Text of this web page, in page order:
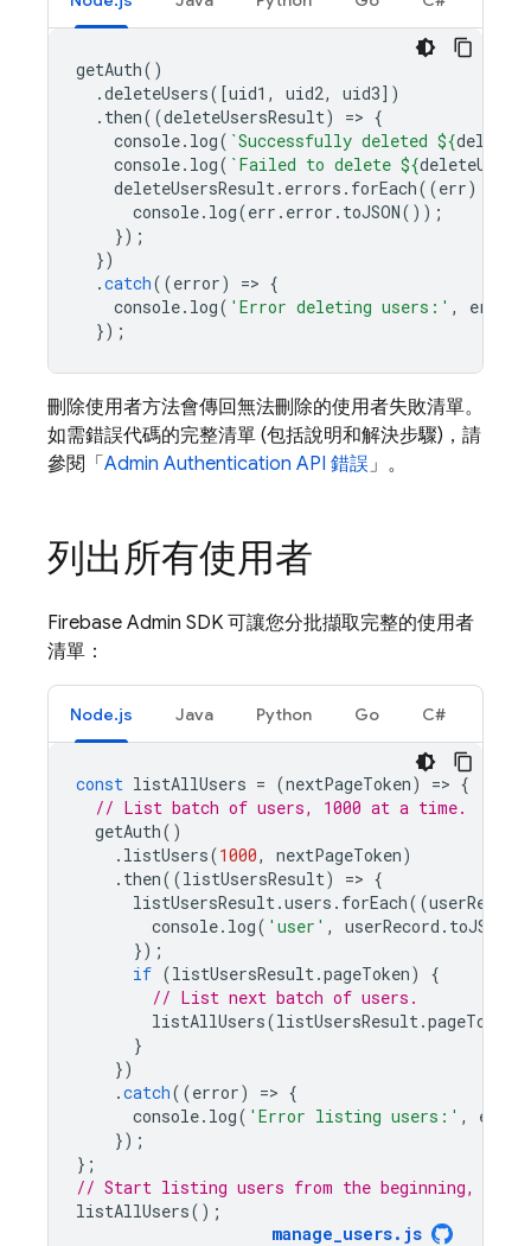
getAuth()
.deleteUsers([uid1 , uid2, uid3])
. then((deleteUsersResult) => {
console. log( `Successfully deleted ${
console. log( `Failed to delete ${
deleteUsersResult. errors . forEach((err)
console. log(err . error . toJSON());
});
})
.catch((error) => {
console. log( 'Error deleting users:' , error
});
刪除使用者方法會傳回無法刪除的使用者失敗清單。
如需錯誤代碼的完整清單 (包括說明和解決步驟)，請
參閱「 Admin Authentication API 錯誤」。
列出所有使用者
Firebase Admin SDK 可讓您分批擷取完整的使用者
清單：
Node.js Java Python Go C#
const listAllUsers = (nextPageToken) => {
// List batch of users, 1000 at a time.
getAuth()
. listUsers(1000, nextPageToken)
. then((listUsersResult) => {
listUsersResult.users . forEach((userRecord
console. log( 'user' , userRecord . toJSON
});
if (listUsersResult.pageToken)
{
// List next batch of users.
listAllUsers(listUsersResult.pageToken
}
})
.catch((error) => {
console. log( 'Error listing users:' , error
});
};
// Start listing users from the beginning,
listAllUsers();
manage_users. js